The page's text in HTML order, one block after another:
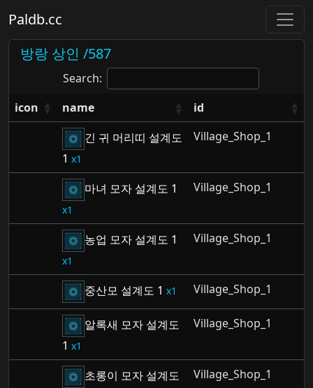
Paldb.cc
방랑 상인 /587
Search:
icon
name
id
긴 귀 머리띠 설계도
1
1
Village_Shop_1
마녀 모자 설계도 1
1
Village_Shop_1
농업 모자 설계도 1
1
Village_Shop_1
중산모 설계도 1 1 Village_Shop_1
알록새 모자 설계도
1
1
Village_Shop_1
초롱이 모자 설계도
Village_Shop_1